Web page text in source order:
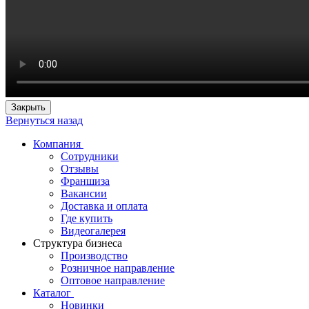
Закрыть
Вернуться назад
Компания
Сотрудники
Отзывы
Франшиза
Вакансии
Доставка и оплата
Где купить
Видеогалерея
Структура бизнеса
Производство
Розничное направление
Оптовое направление
Каталог
Новинки